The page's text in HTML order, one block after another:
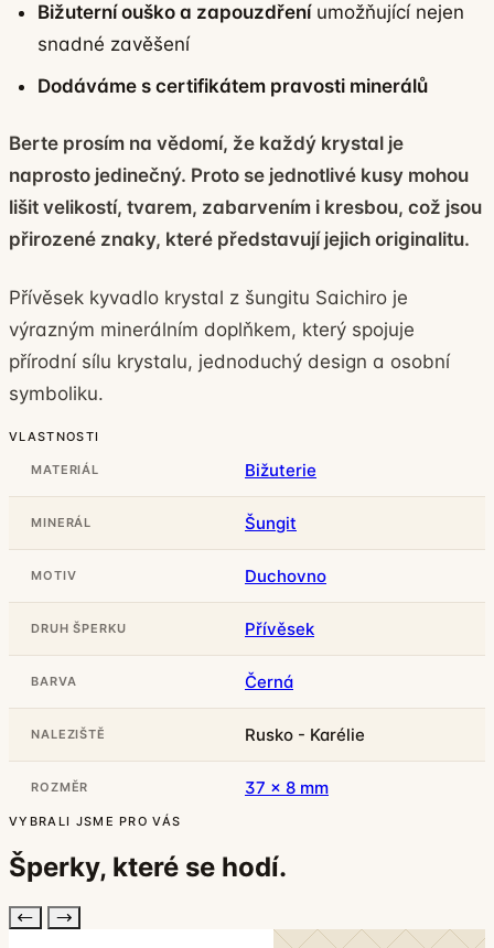
Bižuterní ouško a zapouzdřeníumožňující nejen
snadné zavěšení
Dodáváme s certifikátem pravosti minerálů
Berte prosím na vědomí, že každý krystal je
naprosto jedinečný. Proto se jednotlivé kusy mohou
lišit velikostí, tvarem, zabarvením i kresbou, což jsou
přirozené znaky, které představují jejich originalitu.
Přívěsek kyvadlo krystal z šungitu Saichiro je
výrazným minerálním doplňkem, který spojuje
přírodní sílu krystalu, jednoduchý design a osobní
symboliku.
VLASTNOSTI
MATERIÁL Bižuterie
MINERÁL Šungit
MOTIV Duchovno
DRUH ŠPERKU Přívěsek
BARVA Černá
NALEZIŠTĚ Rusko - Karélie
ROZMĚR 37 x 8 mm
VYBRALI JSME PRO VÁS
Šperky, které se hodí.